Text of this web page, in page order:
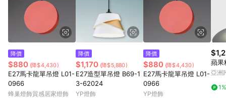
降價
$880 (降$4,430)
E27馬卡龍單吊燈 L01-
0966
蜂巢燈飾質感居家燈飾
降價
$1,170 (降$5,880)
E27造型單吊燈 B69-1
3-62024
YP燈飾
降價
$880 (降$4,430)
E27馬卡龍單吊燈 L01-
0966
YP燈飾
蘋果
亞洲
1%